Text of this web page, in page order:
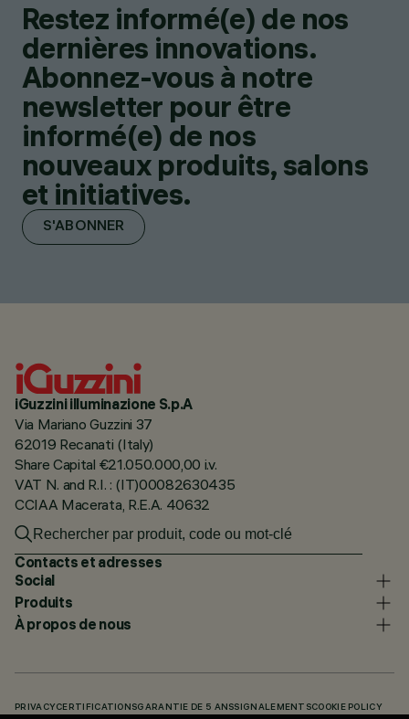
Restez informé(e) de nos
dernières innovations.
Abonnez-vous à notre
newsletter pour être
informé(e) de nos
nouveaux produits, salons
et initiatives.
S'ABONNER
iGuzzini illuminazione S.p.A
Via Mariano Guzzini 37
62019 Recanati (Italy)
Share Capital €21.050.000,00 i.v.
VAT N. and R.I. : (IT)00082630435
CCIAA Macerata, R.E.A. 40632
Contacts et adresses
Social
Produits
À propos de nous
PRIVACY CERTIFICATIONSGARANTIE DE 5 ANSSIGNALEMENTSCOOKIE POLICY